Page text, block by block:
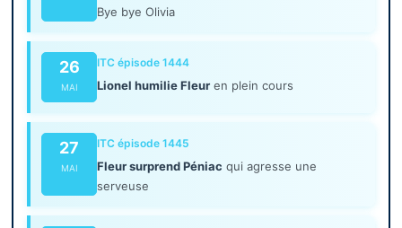
Bye bye Olivia
26
MAI
ITC épisode 1444
Lionel humilie Fleur en plein cours
27
MAI
ITC épisode 1445
Fleur surprend Péniac qui agresse une
serveuse